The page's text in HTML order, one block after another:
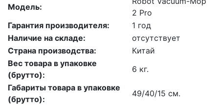
Модель:
2 Pro
Гарантия производителя:
1 год
Наличие на складе:
отсутствует
Страна производства:
Китай
Вес товара в упаковке
(брутто):
6 кг.
Габариты товара в упаковке
(брутто):
49/40/15 см.